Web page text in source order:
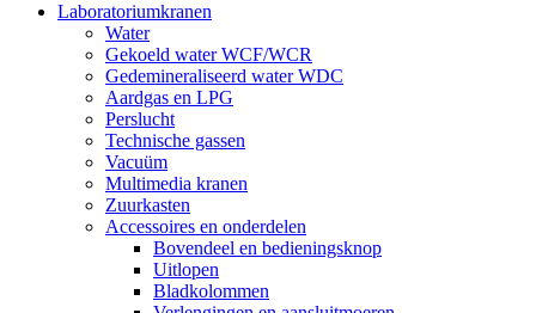
Laboratoriumkranen
Water
Gekoeld water WCF/WCR
Gedemineraliseerd water WDC
Aardgas en LPG
Perslucht
Technische gassen
Vacuüm
Multimedia kranen
Zuurkasten
Accessoires en onderdelen
Bovendeel en bedieningsknop
Uitlopen
Bladkolommen